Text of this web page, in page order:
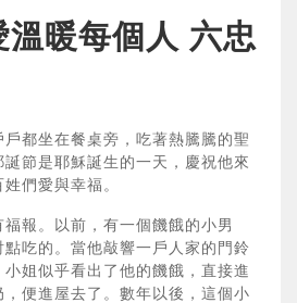
溫暖每個人 六忠
都坐在餐桌旁，吃著熱騰騰的聖
節是耶穌誕生的一天，慶祝他來
們愛與幸福。
報。以前，有一個饑餓的小男
吃的。當他敲響一戶人家的門鈴
姐似乎看出了他的饑餓，直接進
，便進屋去了。數年以後，這個小